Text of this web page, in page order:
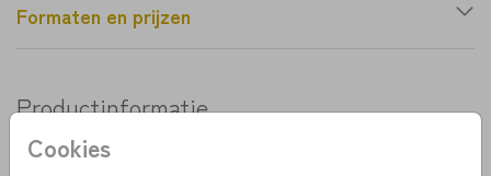
Cookies
Formaten en prijzen
Productinformatie
OMSCHRIJVING